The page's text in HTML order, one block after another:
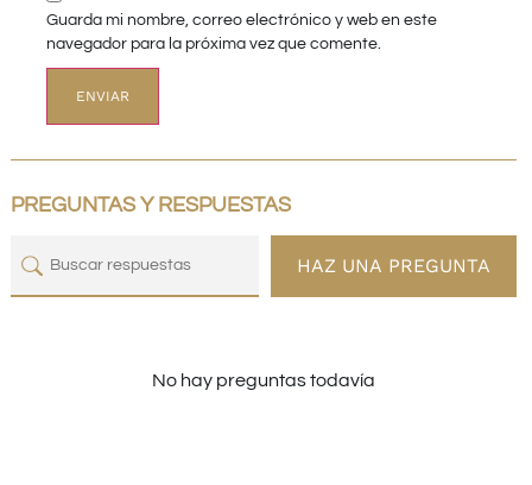
Guarda mi nombre, correo electrónico y web en este
navegador para la próxima vez que comente.
PREGUNTAS Y RESPUESTAS
HAZ UNA PREGUNTA
No hay preguntas todavía